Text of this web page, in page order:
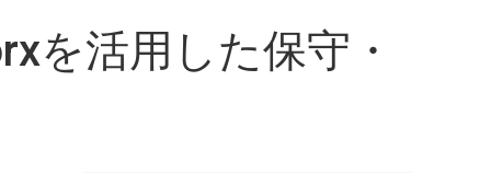
を活用した保守・